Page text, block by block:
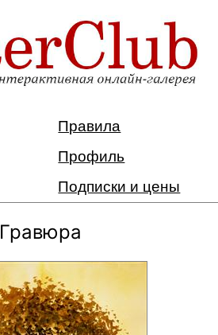
Правила
Профиль
Подписки и цены
Гравюра